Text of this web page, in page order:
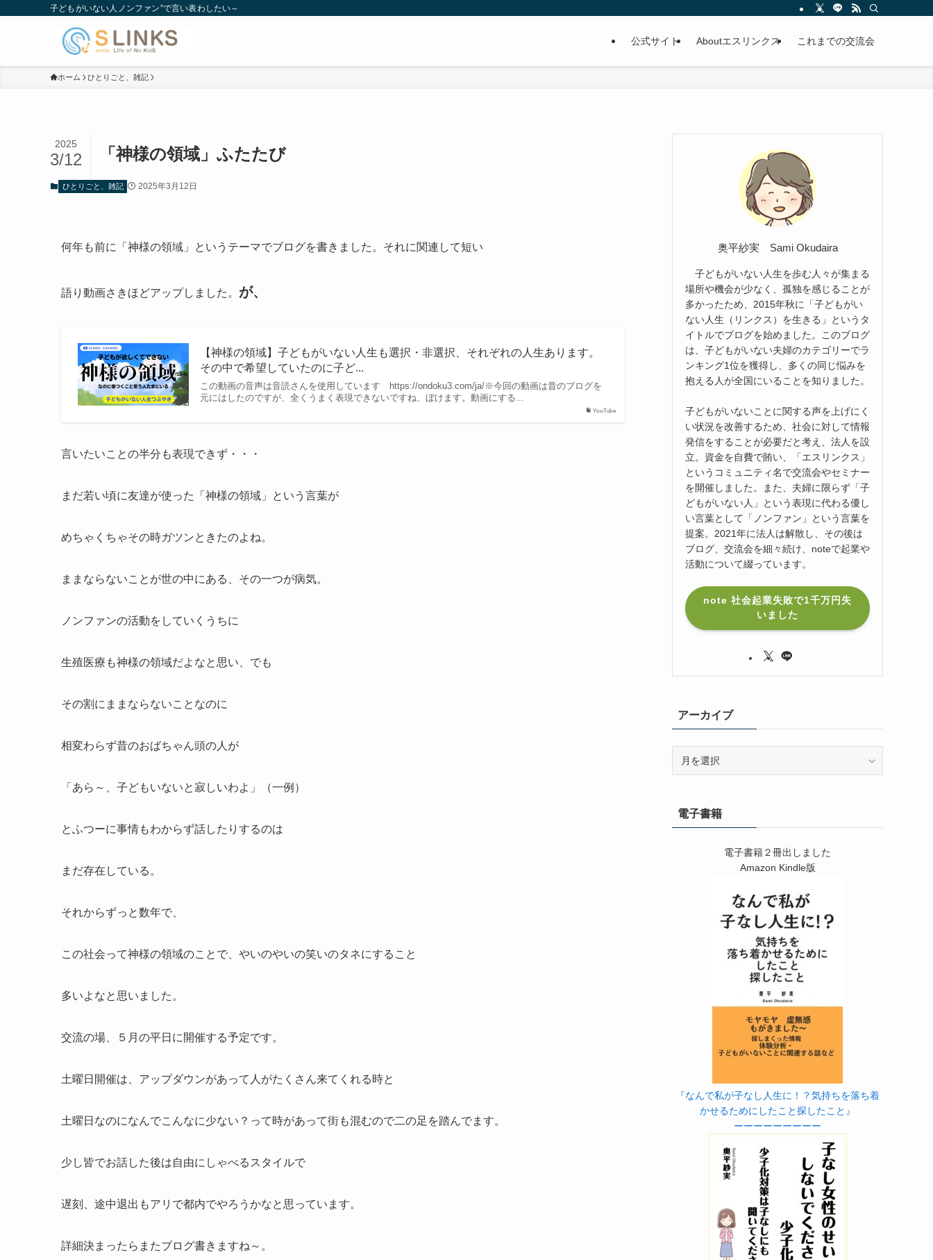
子どもがいない人ノンファン”で言い表わしたい～
公式サイト Aboutエスリンクス これまでの交流会
ホーム ひとりごと、雑記
「神様の領域」ふたたび
2025
3/12
ひとりごと、雑記 2025年3月12日
何年も前に「神様の領域」というテーマでブログを書きました。それに関連して短い
語り動画さきほどアップしました。 が、
YouTube
【神様の領域】子どもがいない人生も選択・非選択、それぞれの人生あります。
その中で希望していたのに子ど...
この動画の音声は音読さんを使用しています https://ondoku3.com/ja/※今回の動画は昔のブログを
元にはしたのですが、全くうまく表現できないですね、ぼけます。動画にする...
言いたいことの半分も表現できず・・・
まだ若い頃に友達が使った「神様の領域」という言葉が
めちゃくちゃその時ガツンときたのよね。
ままならないことが世の中にある、その一つが病気。
ノンファンの活動をしていくうちに
生殖医療も神様の領域だよなと思い、でも
その割にままならないことなのに
相変わらず昔のおばちゃん頭の人が
「あら～、子どもいないと寂しいわよ」（一例）
とふつーに事情もわからず話したりするのは
まだ存在している。
それからずっと数年で、
この社会って神様の領域のことで、やいのやいの笑いのタネにすること
多いよなと思いました。
交流の場、５月の平日に開催する予定です。
土曜日開催は、アップダウンがあって人がたくさん来てくれる時と
土曜日なのになんでこんなに少ない？って時があって街も混むので二の足を踏んでます。
少し皆でお話した後は自由にしゃべるスタイルで
遅刻、途中退出もアリで都内でやろうかなと思っています。
詳細決まったらまたブログ書きますね～。
奥平紗実 Sami Okudaira
子どもがいない人生を歩む人々が集まる
場所や機会が少なく、孤独を感じることが
多かったため、2015年秋に「子どもがい
ない人生（リンクス）を生きる」というタ
イトルでブログを始めました。このブログ
は、子どもがいない夫婦のカテゴリーでラ
ンキング1位を獲得し、多くの同じ悩みを
抱える人が全国にいることを知りました。
子どもがいないことに関する声を上げにく
い状況を改善するため、社会に対して情報
発信をすることが必要だと考え、法人を設
立。資金を自費で賄い、「エスリンクス」
というコミュニティ名で交流会やセミナー
を開催しました。また、夫婦に限らず「子
どもがいない人」という表現に代わる優し
い言葉として「ノンファン」という言葉を
提案。2021年に法人は解散し、その後は
ブログ、交流会を細々続け、noteで起業や
活動について綴っています。
note 社会起業失敗で1千万円失
いました
アーカイブ
ブ電子書籍
電子書籍２冊出しました
Amazon Kindle版
『なんで私が子なし人生に！？気持ちを落ち着
かせるためにしたこと探したこと』
ーーーーーーーーー